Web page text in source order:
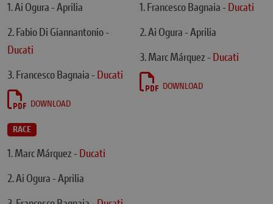
1. Ai Ogura - Aprilia
2. Fabio Di Giannantonio -
Ducati
3. Francesco Bagnaia -Ducati
DOWNLOAD
1. Francesco Bagnaia -Ducati
2. Ai Ogura - Aprilia
3. Marc Márquez -Ducati
DOWNLOAD
RACE
1. Marc Márquez -Ducati
2. Ai Ogura - Aprilia